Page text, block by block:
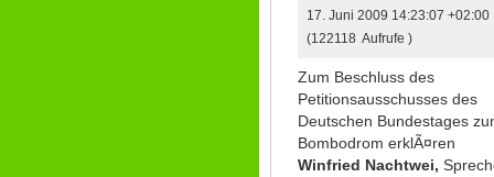
17. Juni 2009 14:23:07 +02:00
(122118 Aufrufe )
Zum Beschluss des
Petitionsausschusses des
Deutschen Bundestages
Bombodrom erklÃ¤ren
Winfried Nachtwei,